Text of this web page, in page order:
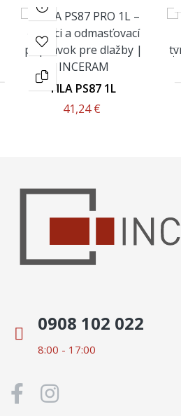
FILA PS87 1L
41,24 €
0908 102 022
8:00 - 17:00